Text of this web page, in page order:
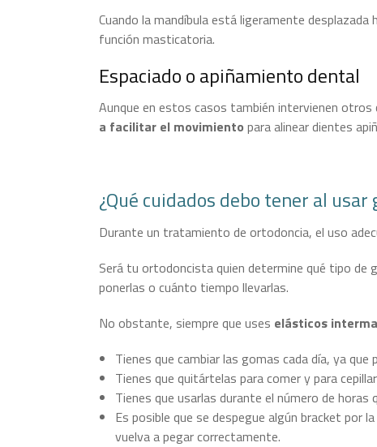
Cuando la mandíbula está ligeramente desplazada
función masticatoria.
Espaciado o apiñamiento dental
Aunque en estos casos también intervienen
a facilitar el movimiento para alinear dientes
¿Qué cuidados debo tener al
Durante un tratamiento de ortodoncia, el uso
Será tu ortodoncista quien determine qué tipo de
ponerlas o cuánto tiempo llevarlas.
No obstante, siempre que uses elásticos
Tienes que cambiar las gomas cada día, ya
Tienes que quitártelas para comer y para
Tienes que usarlas durante el número de
Es posible que se despegue algún bracket por
vuelva a pegar correctamente.